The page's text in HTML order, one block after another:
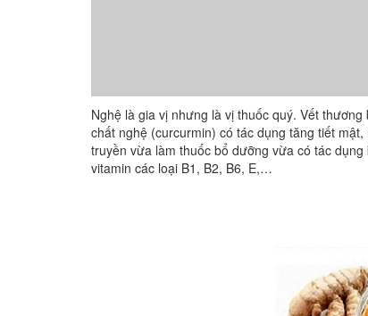
Nghệ là gia vị nhưng là vị thuốc quý. Vết
chất nghệ (curcurmin) có tác dụng tăng tiết
truyền vừa làm thuốc bổ dưỡng vừa có tác
vitamin các loại B1, B2, B6, E,…